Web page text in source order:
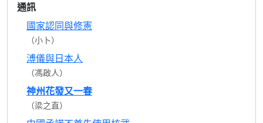
通訊
國家認同與修憲
（小卜）
溥儀與日本人
（馮啟人）
神州花發又一春
（梁之直）